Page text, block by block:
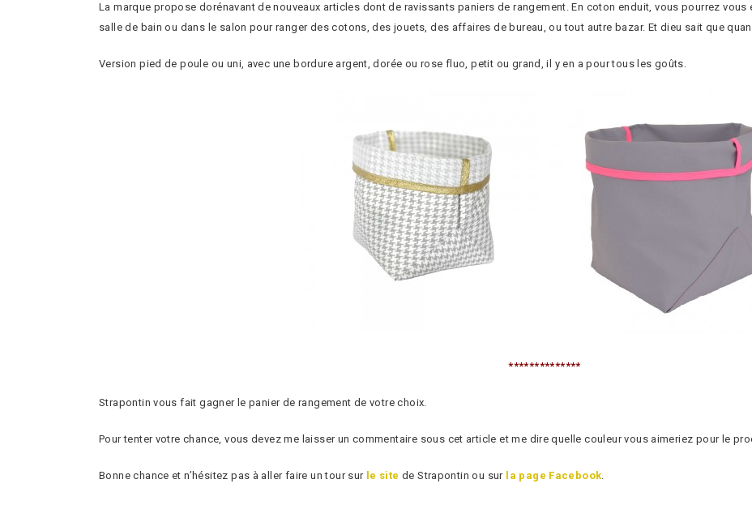
La marque propose dorénavant de nouveaux articles dont de ravissants paniers de rangement. En coton enduit, vous pourrez vous
salle de bain ou dans le salon pour ranger des cotons, des jouets, des affaires de bureau, ou tout autre bazar. Et dieu sait que
Version pied de poule ou uni, avec une bordure argent, dorée ou rose fluo, petit ou grand, il y en a pour tous les goûts.
**************
Strapontin vous fait gagner le panier de rangement de votre choix.
Pour tenter votre chance, vous devez me laisser un commentaire sous cet article et me dire quelle couleur vous aimeriez pour le
Bonne chance et n’hésitez pas à aller faire un tour sur le site de Strapontin ou sur la page Facebook.